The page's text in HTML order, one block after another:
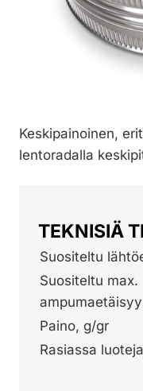
Keskipainoinen,
lentoradalla
TEKNISIÄ
Suositeltu
Suositeltu max.
Paino, g/gr
Rasiassa